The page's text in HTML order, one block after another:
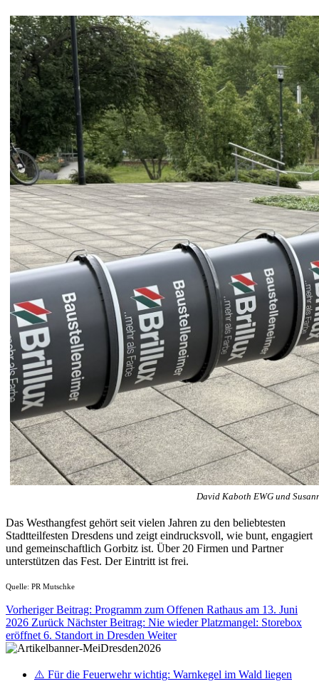
David Kaboth EWG und
Das Westhangfest gehört seit vielen Jahren zu den beliebtesten
Stadtteilfesten Dresdens und zeigt eindrucksvoll, wie bunt, engagiert
und gemeinschaftlich Gorbitz ist. Über 20 Firmen und Partner
unterstützen das Fest. Der Eintritt ist frei.
Quelle: PR Mutschke
Vorheriger Beitrag: Programm zum Offenen Rathaus am 13. Juni
2026 Zurück Nächster Beitrag: Nie wieder Platzmangel: Storebox
eröffnet 6. Standort in Dresden Weiter
⚠️ Für die Feuerwehr wichtig: Warnkegel im Wald liegen